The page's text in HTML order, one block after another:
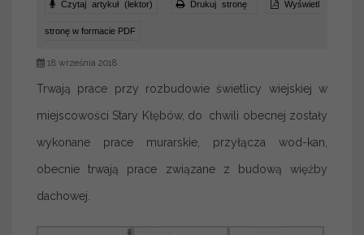
Czytaj artykuł (lektor) Drukuj stronę Wyświetl
stronę w formacie PDF
18 września 2018
Trwają prace przy rozbudowie świetlicy wiejskiej w
miejscowości Stary Kłębów, do chwili obecnej zostały
wykonane prace murarskie, przyłącza wod-kan,
obecnie trwają prace związane z budową więźby
dachowej.